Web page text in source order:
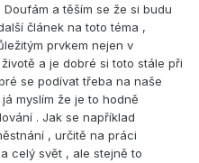
a těším se že si budu
článek na toto téma ,
prvkem nejen v
a je dobré si toto stále při
se podívat třeba na naše
myslím že je to hodně
. Jak se například
, určitě na práci
celý svět , ale stejně to